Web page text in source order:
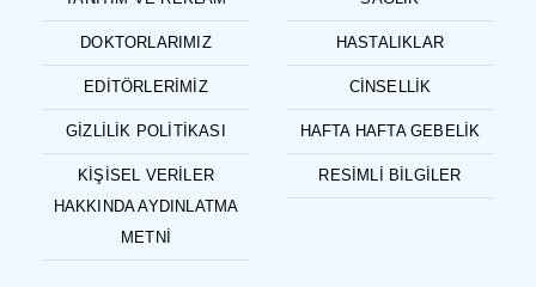
DOKTORLARIMIZ
EDITÖRLERIMIZ
GIZLILIK POLITIKASI
KIŞISEL VERILER
HAKKINDA AYDINLATMA
METNI
HASTALIKLAR
CINSELLIK
HAFTA HAFTA GEBELIK
RESIMLI BILGILER